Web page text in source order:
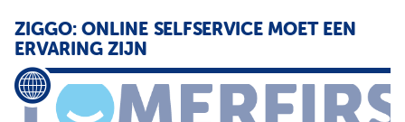
ZIGGO: ONLINE SELFSERVICE MOET EEN
ERVARING ZIJN